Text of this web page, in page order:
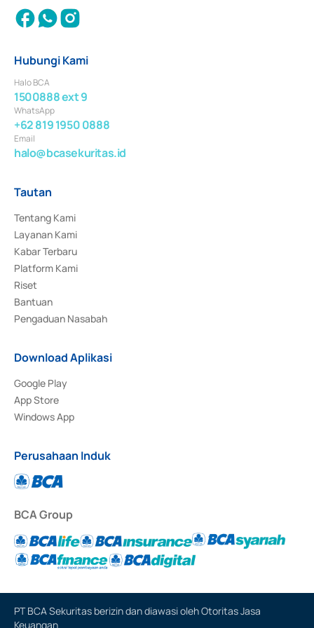
Hubungi Kami
Halo BCA
1500888 ext 9
WhatsApp
+62 819 1950 0888
Email
halo@bcasekuritas.id
Tautan
Tentang Kami
Layanan Kami
Kabar Terbaru
Platform Kami
Riset
Bantuan
Pengaduan Nasabah
Download Aplikasi
Google Play
App Store
Windows App
Perusahaan Induk
BCA Group
PT BCA Sekuritas berizin dan diawasi oleh Otoritas Jasa
Keuangan